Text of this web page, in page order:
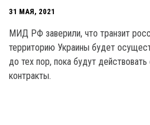
31 МАЯ, 2021
МИД РФ заверили, что транзит
территорию Украины будет
до тех пор, пока будут
контракты.